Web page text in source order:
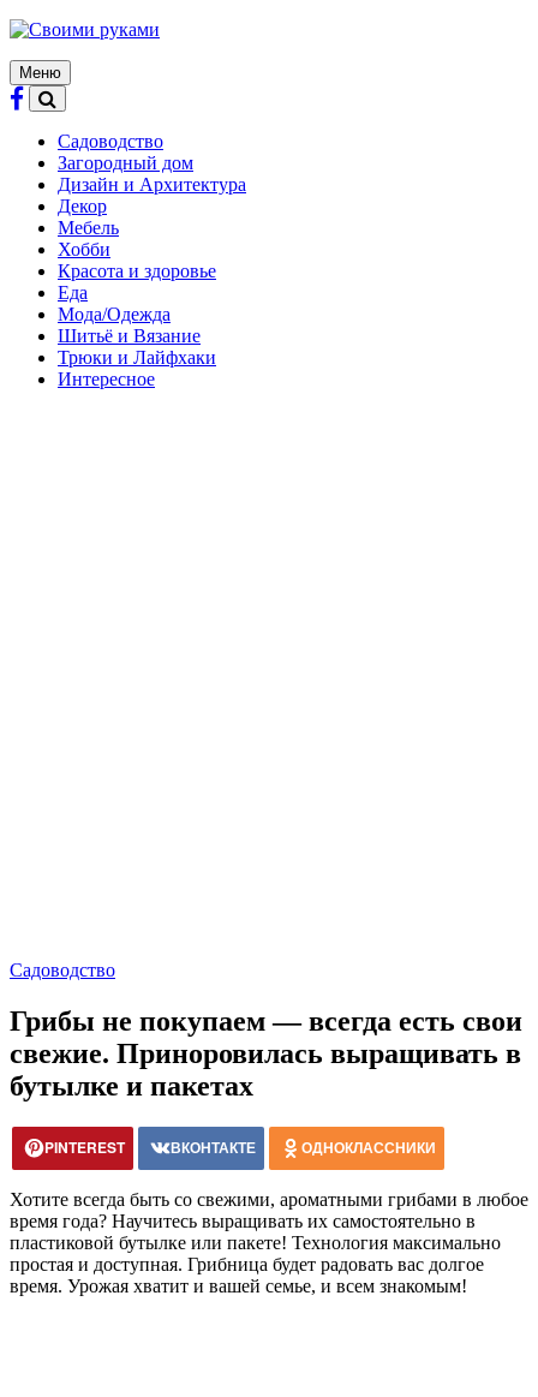
Skip
content
Меню
Садоводство
Загородный дом
Дизайн и Архитектура
Декор
Мебель
Хобби
Красота и здоровье
Еда
Мода/Одежда
Шитьё и Вязание
Трюки и Лайфхаки
Интересное
Садоводство
Грибы не покупаем — всегда есть свои
свежие. Приноровилась выращивать в
бутылке и пакетах
PINTEREST ВКОНТАКТЕ ОДНОКЛАССНИКИ
Хотите всегда быть со свежими, ароматными грибами в любое
время года? Научитесь выращивать их самостоятельно в
пластиковой бутылке или пакете! Технология максимально
простая и доступная. Грибница будет радовать вас долгое
время. Урожая хватит и вашей семье, и всем знакомым!